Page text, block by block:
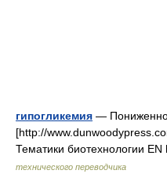
гипогликемия —
[http://
Тематики биотехнологии
технического переводчика